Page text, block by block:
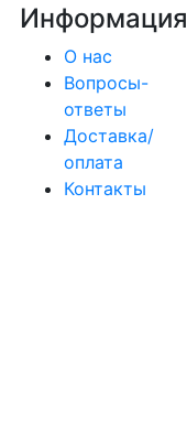
Информация
О нас
Вопросы-
ответы
Доставка/
оплата
Контакты